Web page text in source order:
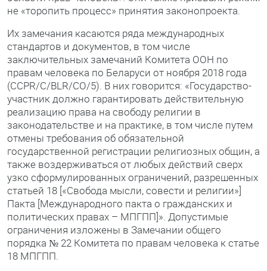
не «торопить процесс» принятия законопроекта.
Их замечания касаются ряда международных
стандартов и документов, в том числе
заключительных замечаний Комитета ООН по
правам человека по Беларуси от ноября 2018 года
(CCPR/C/BLR/CO/5). В них говорится: «Государство-
участник должно гарантировать действительную
реализацию права на свободу религии в
законодательстве и на практике, в том числе путем
отмены требования об обязательной
государственной регистрации религиозных общин, а
также воздерживаться от любых действий сверх
узко сформулированных ограничений, разрешенных
статьей 18 [«Свобода мысли, совести и религии»]
Пакта [Международного пакта о гражданских и
политических правах – МПГПП]». Допустимые
ограничения изложены в Замечании общего
порядка № 22 Комитета по правам человека к статье
18 МПГПП.